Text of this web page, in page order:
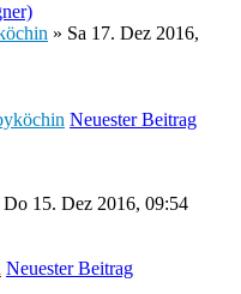
» Sa 17. Dez 2016,
Neuester Beitrag
Do 15. Dez 2016, 09:54
Neuester Beitrag